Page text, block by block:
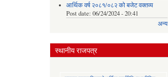
आर्थिक वर्ष २०८१/०८२ को बजेट वक्तव्य
Post date: 06/24/2024 - 20:41
अन्य
स्थानीय राजपत्र